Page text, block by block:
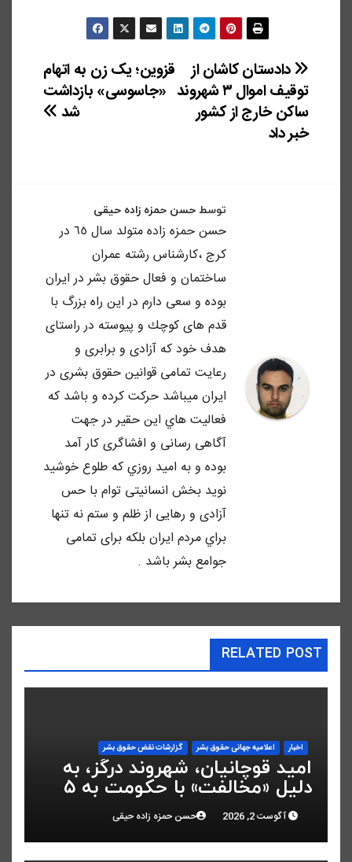
راهبری
نوشته
قزوین؛ یک زن به اتهام
«جاسوسی» بازداشت
شد
دادستان کاشان از
توقیف اموال ۳ شهروند
ساکن خارج از کشور
خبر داد
توسط حسن حمزه زاده حیقی
حسن حمزه زاده متولد سال ٦٥ در
كرج ،كارشناس رشته عمران
ساختمان و فعال حقوق بشر در ايران
بوده و سعى دارم در اين راه بزرگ با
قدم هاى كوچك و پيوسته در راستاى
هدف خود كه آزادى و برابرى و
رعايت تمامى قوانين حقوق بشرى در
ايران ميباشد حركت كرده و باشد كه
فعاليت هاي اين حقير در جهت
آگاهى رسانى و افشاگرى كار آمد
بوده و به اميد روزي كه طلوع خوشيد
نويد بخش انسانيتى توام با حس
آزادى و رهايى از ظلم و ستم نه تنها
براي مردم ايران بلكه براى تمامى
جوامع بشر باشد .
RELATED POST
اخبار اعلاميه جهانی حقوق بشر گزارشات نقض حقوق بشر
امید قوچانیان، شهروند درگز، به
دلیل «مخالفت» با حکومت به ۵
سال زندان محکوم شد
آگوست 2, 2026 حسن حمزه زاده حیقی